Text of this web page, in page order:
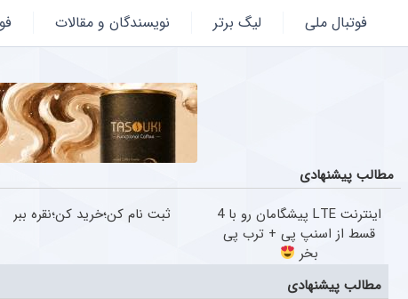
فوتبال
فوتبال ملی لیگ برتر نویسندگان و مقالات
مطالب پیشنهادی
اینترنت LTE پیشگامان رو با 4
قسط از اسنپ پی + ترب پی
بخر
ثبت نام کن؛خرید کن؛نقره ببر
مطالب پیشنهادی